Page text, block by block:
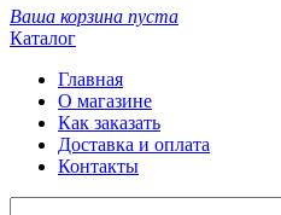
Ваша корзина пуста
Каталог
Главная
О магазине
Как заказать
Доставка и оплата
Контакты